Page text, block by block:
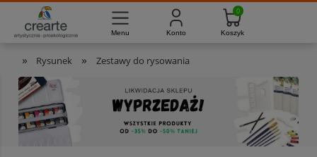
» Rysunek » Zestawy do rysowania
Masz pytania? 733-012-789 Pon. - Pt. 8:00 - 16:00